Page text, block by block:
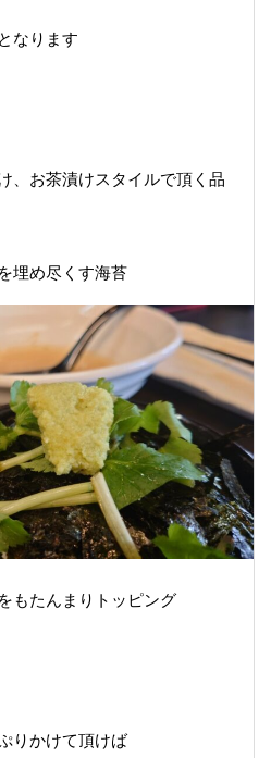
なります
、お茶漬けスタイルで頂く品
埋め尽くす海苔
もたんまりトッピング
りかけて頂けば